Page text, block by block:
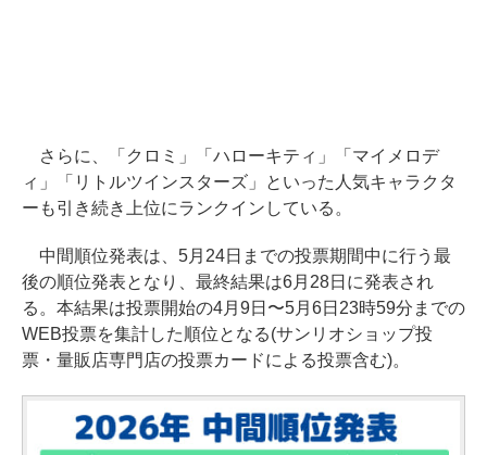
さらに、「クロミ」「ハローキティ」「マイメロデ
ィ」「リトルツインスターズ」といった人気キャラクタ
ーも引き続き上位にランクインしている。
中間順位発表は、5月24日までの投票期間中に行う最
後の順位発表となり、最終結果は6月28日に発表され
る。本結果は投票開始の4月9日〜5月6日23時59分までの
WEB投票を集計した順位となる(サンリオショップ投
票・量販店専門店の投票カードによる投票含む)。